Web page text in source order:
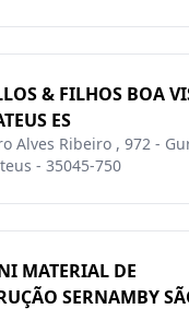
& FILHOS BOA
ES
Alves Ribeiro , 972 -
- 35045-750
MATERIAL DE
SERNAMBY